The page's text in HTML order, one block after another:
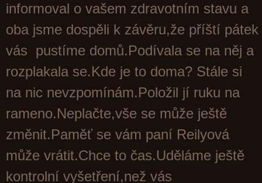
informoval o vašem zdravotním stavu a
oba jsme dospěli k závěru,že příští pátek
vás pustíme domů.Podívala se na něj a
rozplakala se.Kde je to doma? Stále si
na nic nevzpomínám.Položil jí ruku na
rameno.Neplačte,vše se může ještě
změnit.Paměť se vám paní Reilyová
může vrátit.Chce to čas.Uděláme ještě
kontrolní vyšetření,než vás